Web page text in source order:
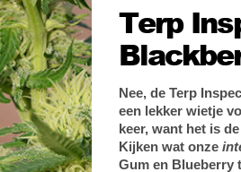
Terp
Nee, de Terp
een lekker wietje
keer, want het is
Kijken wat onze
Gum en Blueberry